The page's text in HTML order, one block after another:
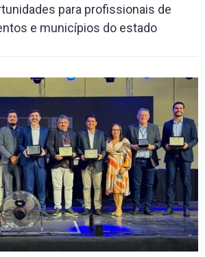
para profissionais de
e municípios do estado